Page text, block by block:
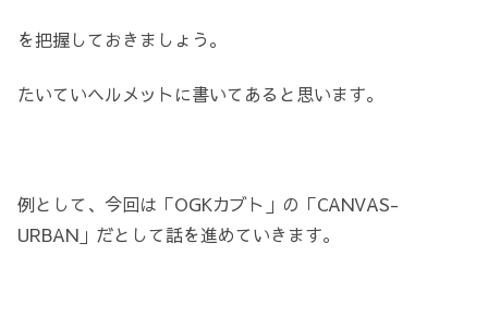
を把握しておきましょう。
たいていヘルメットに書いてあると思います。
例として、今回は「OGKカブト」の「CANVAS-
URBAN」だとして話を進めていきます。